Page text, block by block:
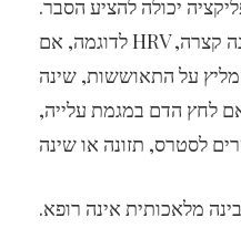
יכולה להציע הסבר.
לדוגמה, אם HRV יורד במשך כמה ימים והשינה קצרה,
על התאוששות, שינה
לחץ הדם במגמת עלייה,
מלאכותית אינה רופא.